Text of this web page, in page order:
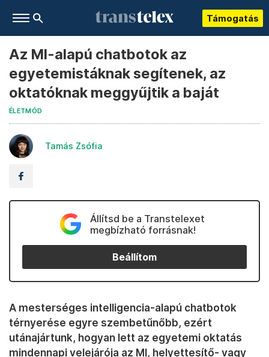
Támogatás
Az MI-alapú chatbotok az
egyetemistáknak segítenek, az
oktatóknak meggyűjtik a baját
ÉLETMÓD
Tamás Zsófia
Állítsd be a Transtelexet
megbízható forrásnak!
Beállítom
A mesterséges intelligencia-alapú chatbotok
térnyerése egyre szembetűnőbb, ezért
utánajártunk, hogyan lett az egyetemi oktatás
mindennapi velejárója az MI, helyettesítő- vagy